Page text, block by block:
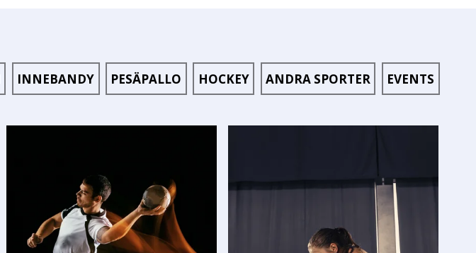
INNEBANDY PESÄPALLO HOCKEY ANDRA SPORTER EVENTS